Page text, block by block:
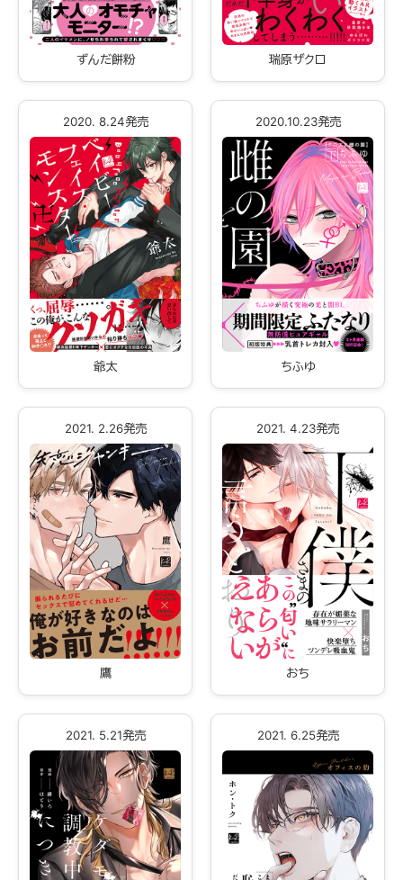
ずんだ餅粉 瑞原ザクロ
2020. 8.24発売
爺太
2020.10.23発売
ちふゆ
2021. 2.26発売
鷹
2021. 4.23発売
おち
2021. 5.21発売 2021. 6.25発売